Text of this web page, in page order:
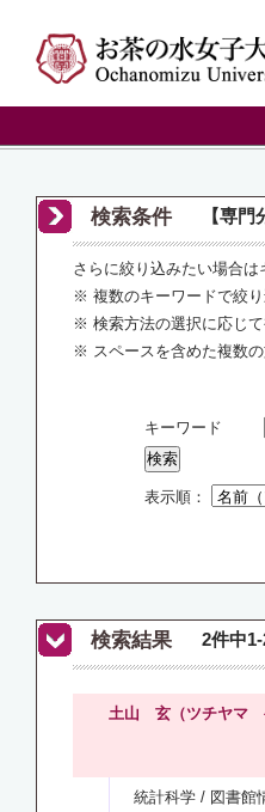
検索条件 【専
さらに絞り込みたい場合
※ 複数のキーワードで絞
※ 検索方法の選択に応じ
※ スペースを含めた複数
キーワード
表示順：
検索結果 2件中1-
土山 玄（ツチヤマ
統計科学 / 図書館